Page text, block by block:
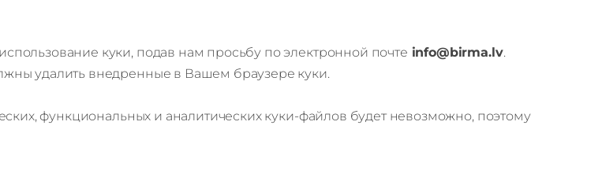
куки, подав нам просьбу по электронной почте info@birma.lv.
удалить внедренные в Вашем браузере куки.
функциональных и аналитических куки-файлов будет невозможно, поэтому